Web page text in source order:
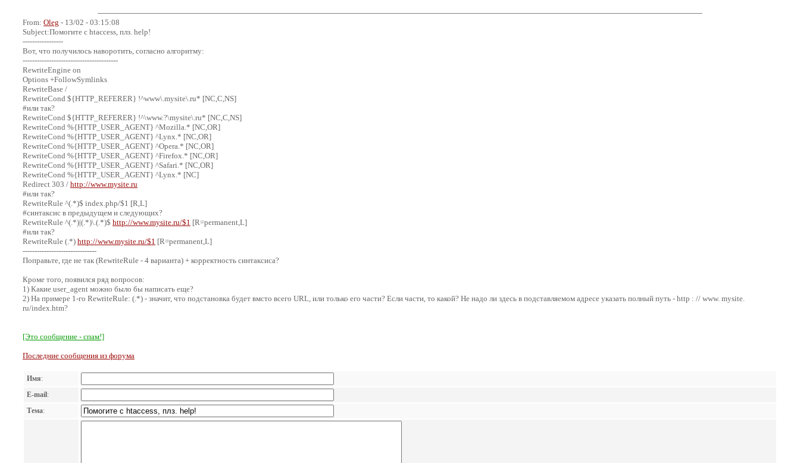
From: Oleg - 13/02 - 03:15:08
Subject:Помогите с htaccess, плз. help!
-----------------
Вот, что получилось наворотить, согласно алгоритму:
----------------------------------------
RewriteEngine on
Options +FollowSymlinks
RewriteBase /
RewriteCond ${HTTP_REFERER} !^www\.mysite\.ru* [NC,C,NS]
#или так?
RewriteCond ${HTTP_REFERER} !^\www.?\mysite\.ru* [NC,C,NS]
RewriteCond %{HTTP_USER_AGENT} ^Mozilla.* [NC,OR]
RewriteCond %{HTTP_USER_AGENT} ^Lynx.* [NC,OR]
RewriteCond %{HTTP_USER_AGENT} ^Opera.* [NC,OR]
RewriteCond %{HTTP_USER_AGENT} ^Firefox.* [NC,OR]
RewriteCond %{HTTP_USER_AGENT} ^Safari.* [NC,OR]
RewriteCond %{HTTP_USER_AGENT} ^Lynx.* [NC]
Redirect 303 / http://www.mysite.ru
#или так?
RewriteRule ^(.*)$ index.php/$1 [R,L]
#синтаксис в предыдущем и следующих?
RewriteRule ^(.*)|(.*)\.(.*)$ http://www.mysite.ru/$1 [R=permanent,L]
#или так?
RewriteRule (.*) http://www.mysite.ru/$1 [R=permanent,L]
-------------------------------
Поправьте, где не так (RewriteRule - 4 варианта) + корректность синтаксиса?
Кроме того, появился ряд вопросов:
1) Какие user_agent можно было бы написать еще?
2) На примере 1-го RewriteRule: (.*) - значит, что подстановка будет вмсто всего URL, или только его части? Если части, то какой? Не надо ли здесь в подставляемом адресе указать полный путь - http : // www. mysite.
ru/index.htm?
[Это сообщение - спам!]
Последние сообщения из форума
Имя:
E-mail:
Тема: